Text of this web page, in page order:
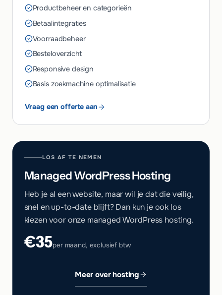
Productbeheer en categorieën
Betaalintegraties
Voorraadbeheer
Besteloverzicht
Responsive design
Basis zoekmachine optimalisatie
Vraag een offerte aan
LOS AF TE NEMEN
Managed WordPress Hosting
Heb je al een website, maar wil je dat die veilig,
snel en up-to-date blijft? Dan kun je ook los
kiezen voor onze managed WordPress hosting.
€35per maand, exclusief btw
Meer over hosting